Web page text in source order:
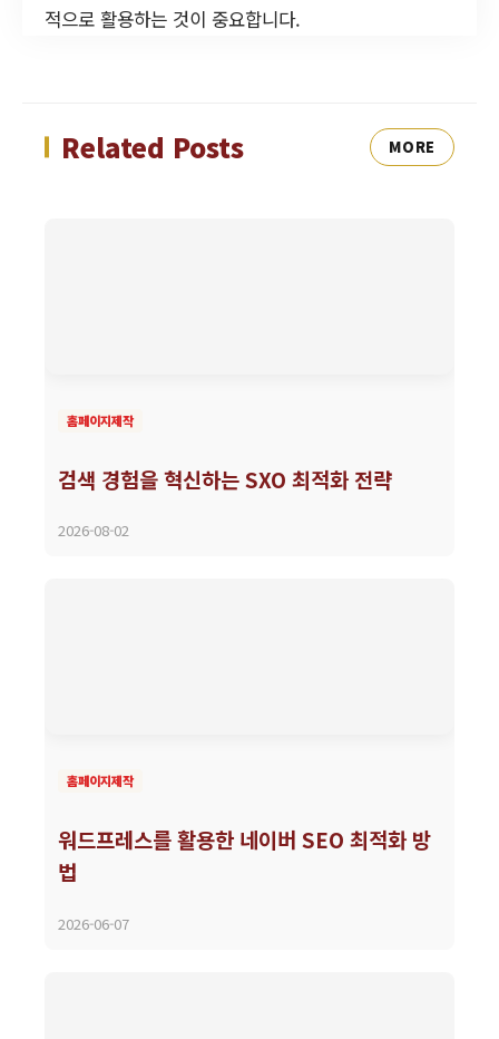
적으로 활용하는 것이 중요합니다.
Related Posts MORE
홈페이지제작
검색 경험을 혁신하는 SXO 최적화 전략
2026-08-02
홈페이지제작
워드프레스를 활용한 네이버 SEO 최적화 방
법
2026-06-07